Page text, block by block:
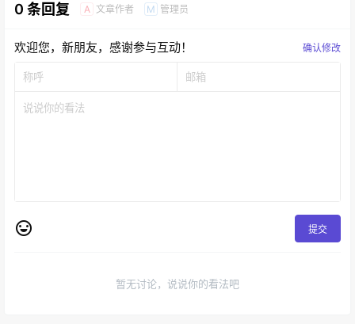
0 条回复 A 文章作者 M 管理员
欢迎您，新朋友，感谢参与互动！ 确认修改
提交
暂无讨论，说说你的看法吧